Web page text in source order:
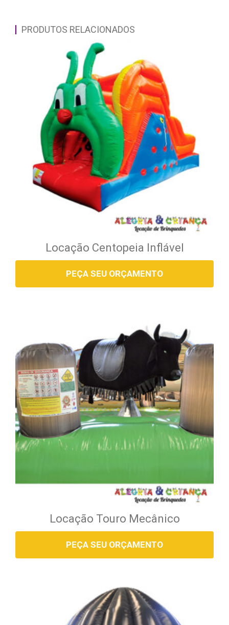
PRODUTOS RELACIONADOS
Locação Centopeia Inflável
PEÇA SEU ORÇAMENTO
Locação Touro Mecânico
PEÇA SEU ORÇAMENTO